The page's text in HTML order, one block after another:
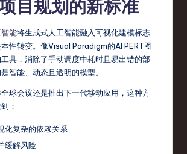
目规划的新标准
能将生成式人工智能融入可视化建模标志
性转变。像Visual Paradigm的AI PERT图
具，消除了手动调度中耗时且易出错的部
智能、动态且透明的模型。
球会议还是推出下一代移动应用，这种方
：
化复杂的依赖关系
缓解风险